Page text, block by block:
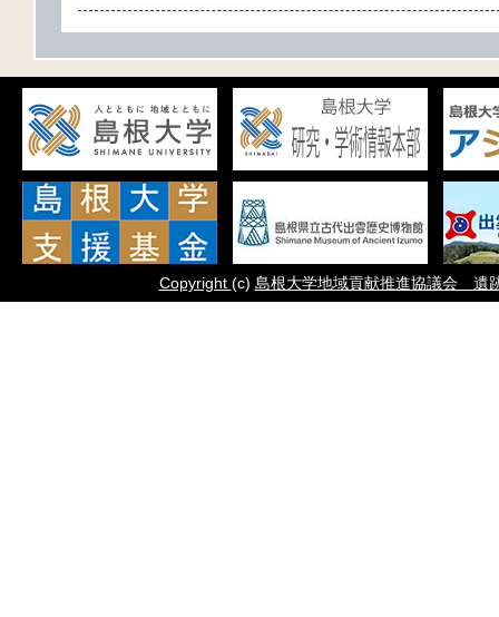
Copyright (c) 島根大学地域貢献推進協議会 遺